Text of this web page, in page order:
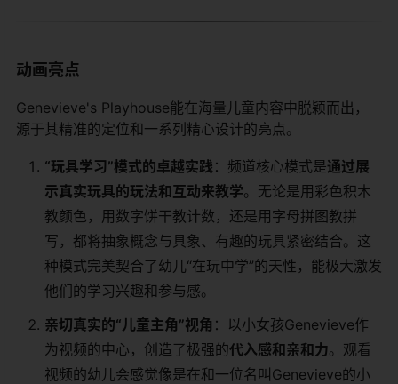
动画亮点
Genevieve's Playhouse能在海量儿童内容中脱颖而出，
源于其精准的定位和一系列精心设计的亮点。
“玩具学习”模式的卓越实践 ：频道核心模式是通过展
示真实玩具的玩法和互动来教学。无论是用彩色积木
教颜色，用数字饼干教计数，还是用字母拼图教拼
写，都将抽象概念与具象、有趣的玩具紧密结合。这
种模式完美契合了幼儿“在玩中学”的天性，能极大激发
他们的学习兴趣和参与感。
亲切真实的“儿童主角”视角 ：以小女孩Genevieve作
为视频的中心，创造了极强的代入感和亲和力。观看
视频的幼儿会感觉像是在和一位名叫Genevieve的小